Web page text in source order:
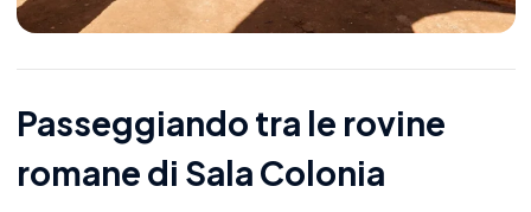
Passeggiando tra le rovine
romane di Sala Colonia